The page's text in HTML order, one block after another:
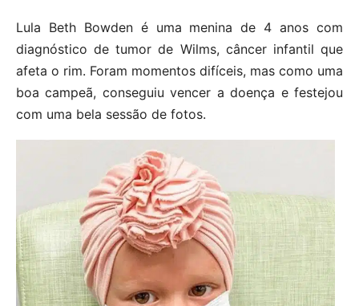
Lula Beth Bowden é uma menina de 4 anos com
diagnóstico de tumor de Wilms, câncer infantil que
afeta o rim. Foram momentos difíceis, mas como uma
boa campeã, conseguiu vencer a doença e festejou
com uma bela sessão de fotos.